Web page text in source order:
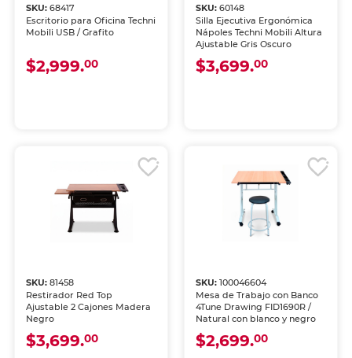
SKU:68417
Escritorio para Oficina Techni
Mobili USB / Grafito
$2,999.00
SKU: 60148
Silla Ejecutiva Ergonómica
Nápoles Techni Mobili Altura
Ajustable Gris Oscuro
$3,699.00
SKU:81458
Restirador Red Top
Ajustable 2 Cajones Madera
Negro
$3,699.00
SKU: 100046604
Mesa de Trabajo con Banco
4Tune Drawing FID1690R /
Natural con blanco y negro
$2,699.00